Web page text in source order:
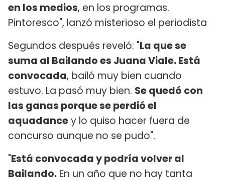
en los medios, en los programas.
Pintoresco", lanzó misterioso el periodista
Segundos después reveló: "La que se
suma al Bailando es Juana Viale. Está
convocada, bailó muy bien cuando
estuvo. La pasó muy bien. Se quedó con
las ganas porque se perdió el
aquadancey lo quiso hacer fuera de
concurso aunque no se pudo".
"Está convocada y podría volver al
Bailando. En un año que no hay tanta